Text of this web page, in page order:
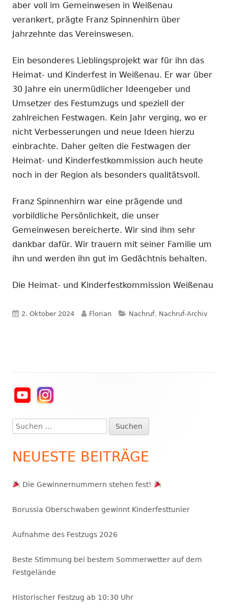
aber voll im Gemeinwesen in Weißenau
verankert, prägte Franz Spinnenhirn über
Jahrzehnte das Vereinswesen.
Ein besonderes Lieblingsprojekt war für ihn das
Heimat- und Kinderfest in Weißenau. Er war über
30 Jahre ein unermüdlicher Ideengeber und
Umsetzer des Festumzugs und speziell der
zahlreichen Festwagen. Kein Jahr verging, wo er
nicht Verbesserungen und neue Ideen hierzu
einbrachte. Daher gelten die Festwagen der
Heimat- und Kinderfestkommission auch heute
noch in der Region als besonders qualitätsvoll.
Franz Spinnenhirn war eine prägende und
vorbildliche Persönlichkeit, die unser
Gemeinwesen bereicherte. Wir sind ihm sehr
dankbar dafür. Wir trauern mit seiner Familie um
ihn und werden ihn gut im Gedächtnis behalten.
Die Heimat- und Kinderfestkommission Weißenau
Veröffentlicht
2. Oktober 2024 Autor
Florian Kategorien
Nachruf, Nachruf-Archiv
Haupt-
Seitenleiste
Suchen
nach:
NEUESTE BEITRÄGE
Die Gewinnernummern stehen fest!
Borussia Oberschwaben gewinnt Kinderfesttunier
Aufnahme des Festzugs 2026
Beste Stimmung bei bestem Sommerwetter auf dem
Festgelände
Historischer Festzug ab 10:30 Uhr